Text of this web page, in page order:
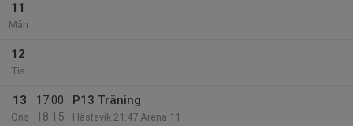
11
Mån
12
Tis
13
Ons
17:00
18:15
P13 Träning
Hästevik 21:47 Arena 11